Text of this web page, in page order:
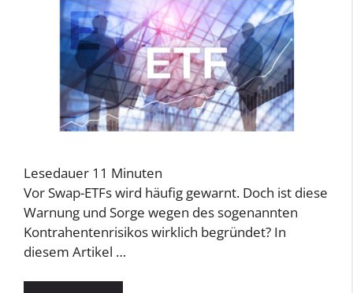
Lesedauer 11 Minuten
Vor Swap-ETFs wird häufig gewarnt. Doch ist diese
Warnung und Sorge wegen des sogenannten
Kontrahentenrisikos wirklich begründet? In
diesem Artikel …